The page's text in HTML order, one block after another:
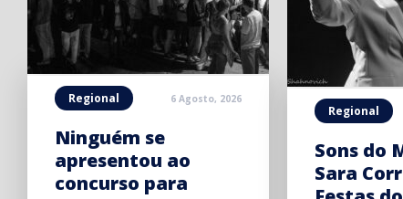
Regional 6 Agosto, 2026
Ninguém se
apresentou ao
concurso para
Regional
Sons do
Sara